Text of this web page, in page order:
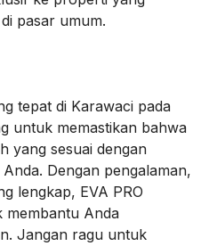
pasar umum.
tepat di Karawaci pada
untuk memastikan bahwa
yang sesuai dengan
Dengan pengalaman,
lengkap, EVA PRO
membantu Anda
Jangan ragu untuk